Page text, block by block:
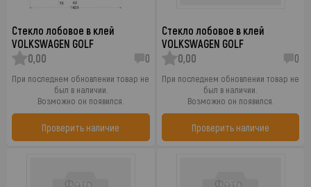
Стекло лобовое в клей
VOLKSWAGEN GOLF
0,00
0
При последнем обновлении товар не
был в наличии.
Возможно он появился.
Проверить наличие
Стекло лобовое в клей
VOLKSWAGEN GOLF
0,00
0
При последнем обновлении товар не
был в наличии.
Возможно он появился.
Проверить наличие